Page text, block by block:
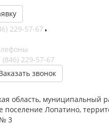
229-57-67
(846) 229-57-67
звонок
область, муниципальный
поселение Лопатино,
3